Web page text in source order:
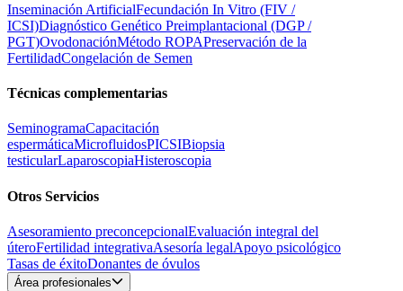
Inseminación ArtificialFecundación In Vitro (FIV /
ICSI)Diagnóstico Genético Preimplantacional (DGP /
PGT)OvodonaciónMétodo ROPAPreservación de la
FertilidadCongelación de Semen
Técnicas complementarias
SeminogramaCapacitación
espermáticaMicrofluidosPICSIBiopsia
testicularLaparoscopiaHisteroscopia
Otros Servicios
Asesoramiento preconcepcionalEvaluación integral del
úteroFertilidad integrativaAsesoría legalApoyo psicológico
Tasas de éxitoDonantes de óvulos
Área profesionales